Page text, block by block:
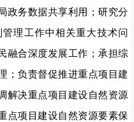
政务数据共享利用
； 研究分
理工作中相关重大技术问
融合深度发展工作 ； 承担综
； 负责督促推进重点项目建
解决重点项目建设自然资源
点项目建设自然资源要素保